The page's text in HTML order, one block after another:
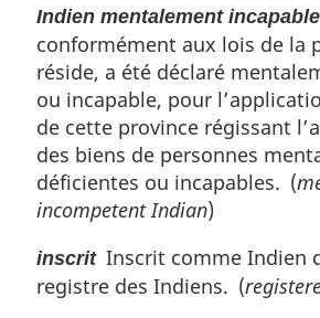
Indien mentalement incapable
conformément aux lois de la
réside, a été déclaré
ou incapable, pour
de cette province régissant
des biens de personnes
déficientes ou incapables. (
incompetent Indian)
inscritInscrit comme Indien
registre des Indiens. (